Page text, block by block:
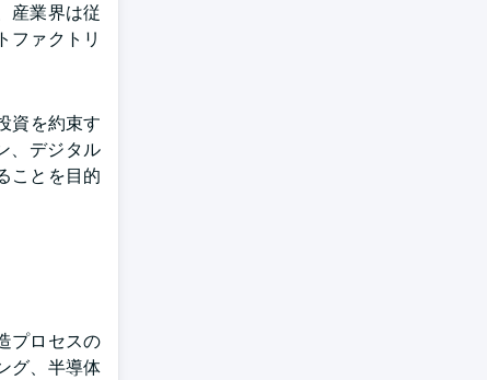
産業界は従
ファクトリ
資を約束す
、デジタル
ことを目的
プロセスの
グ、半導体